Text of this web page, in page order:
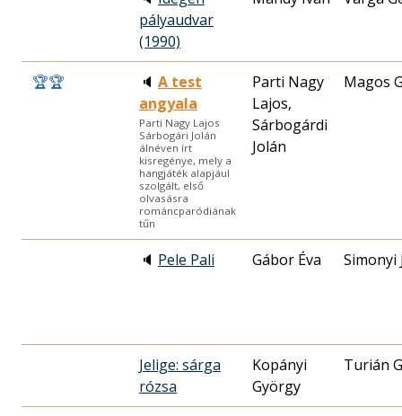
pályaudvar
(1990)
🏆🏆 🔈 A test
angyala
Parti Nagy Lajos
Sárbogári Jolán
álnéven írt
kisregénye, mely a
hangjáték alapjául
szolgált, első
olvasásra
románcparódiának
tűn
Parti Nagy
Lajos,
Sárbogárdi
Jolán
Magos
🔈 Pele Pali Gábor Éva Simonyi
Jelige: sárga
rózsa
Kopányi
György
Turián